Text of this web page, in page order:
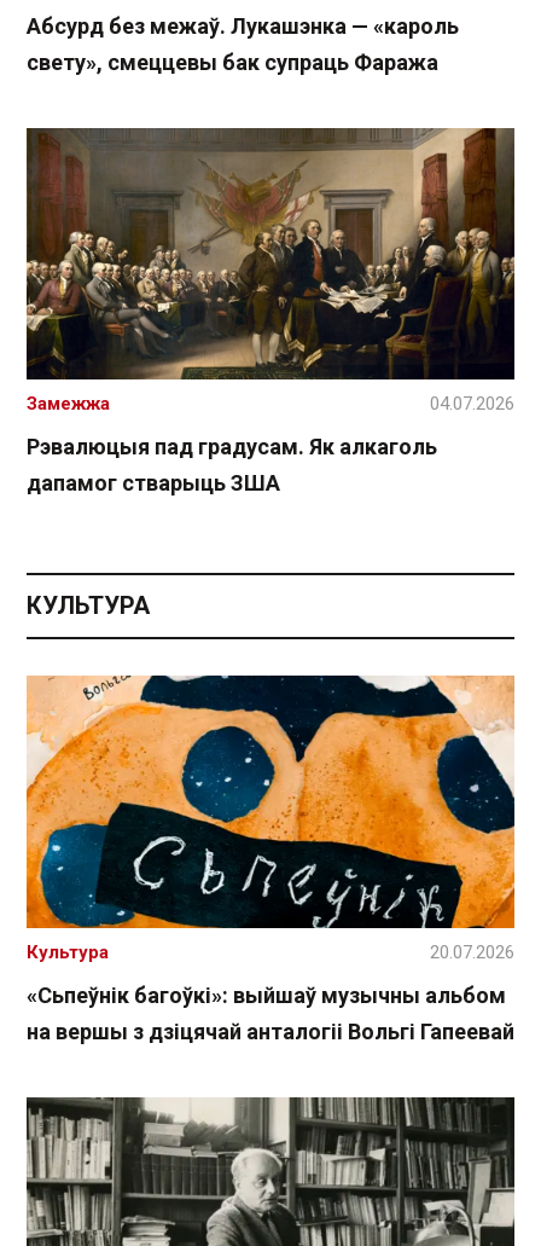
Абсурд без межаў. Лукашэнка — «кароль
свету», смеццевы бак супраць Фаража
Рэвалюцыя пад градусам. Як алкаголь
дапамог стварыць ЗША
Замежжа 04.07.2026
КУЛЬТУРА
«Сьпеўнік багоўкі»: выйшаў музычны альбом
на вершы з дзіцячай анталогіі Вольгі Гапеевай
Культура 20.07.2026